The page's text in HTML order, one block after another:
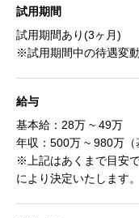
試用期間
試用期間あり(3ヶ月)
※試用期間中の待遇変
給与
基本給：28万 ~ 49万
年収：500万 ~ 980万（
※上記はあくまで目安
により決定いたします。